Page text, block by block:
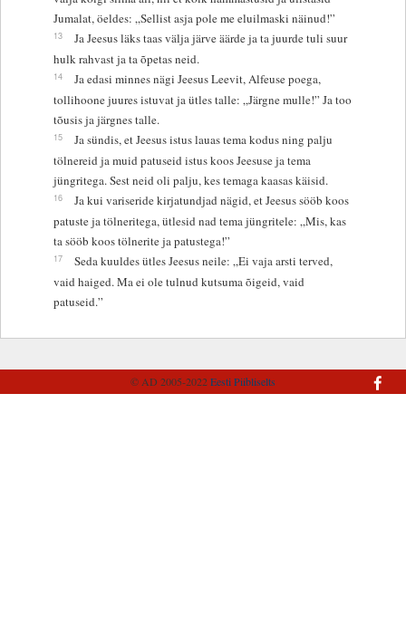
Jumalat, öeldes: „Sellist asja pole me eluilmaski näinud!”
13
Ja Jeesus läks taas välja järve äärde ja ta juurde tuli suur
hulk rahvast ja ta õpetas neid.
14
Ja edasi minnes nägi Jeesus Leevit, Alfeuse poega,
tollihoone juures istuvat ja ütles talle: „Järgne mulle!” Ja too
tõusis ja järgnes talle.
15
Ja sündis, et Jeesus istus lauas tema kodus ning palju
tölnereid ja muid patuseid istus koos Jeesuse ja tema
jüngritega. Sest neid oli palju, kes temaga kaasas käisid.
16
Ja kui variseride kirjatundjad nägid, et Jeesus sööb koos
patuste ja tölneritega, ütlesid nad tema jüngritele: „Mis, kas
ta sööb koos tölnerite ja patustega!”
17
Seda kuuldes ütles Jeesus neile: „Ei vaja arsti terved,
vaid haiged. Ma ei ole tulnud kutsuma õigeid, vaid
patuseid.”
© AD 2005-2022Eesti Piibliselts